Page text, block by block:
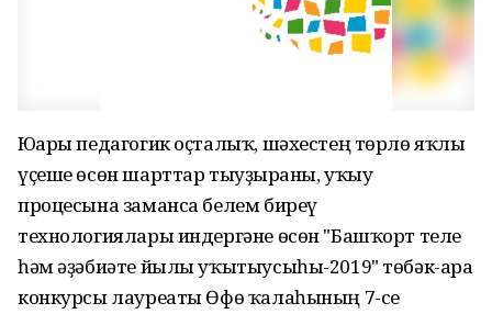
Юғары педагогик оҫталыҡ, шәхестең төрлө яҡлы
үҫеше өсөн шарттар тыуҙырғаны, уҡыу
процесына заманса белем биреү
технологиялары индергәне өсөн "Башҡорт теле
һәм әҙәбиәте йылы уҡытыусыһы-2019" төбәк-ара
конкурсы лауреаты Өфө ҡалаһының 7-се